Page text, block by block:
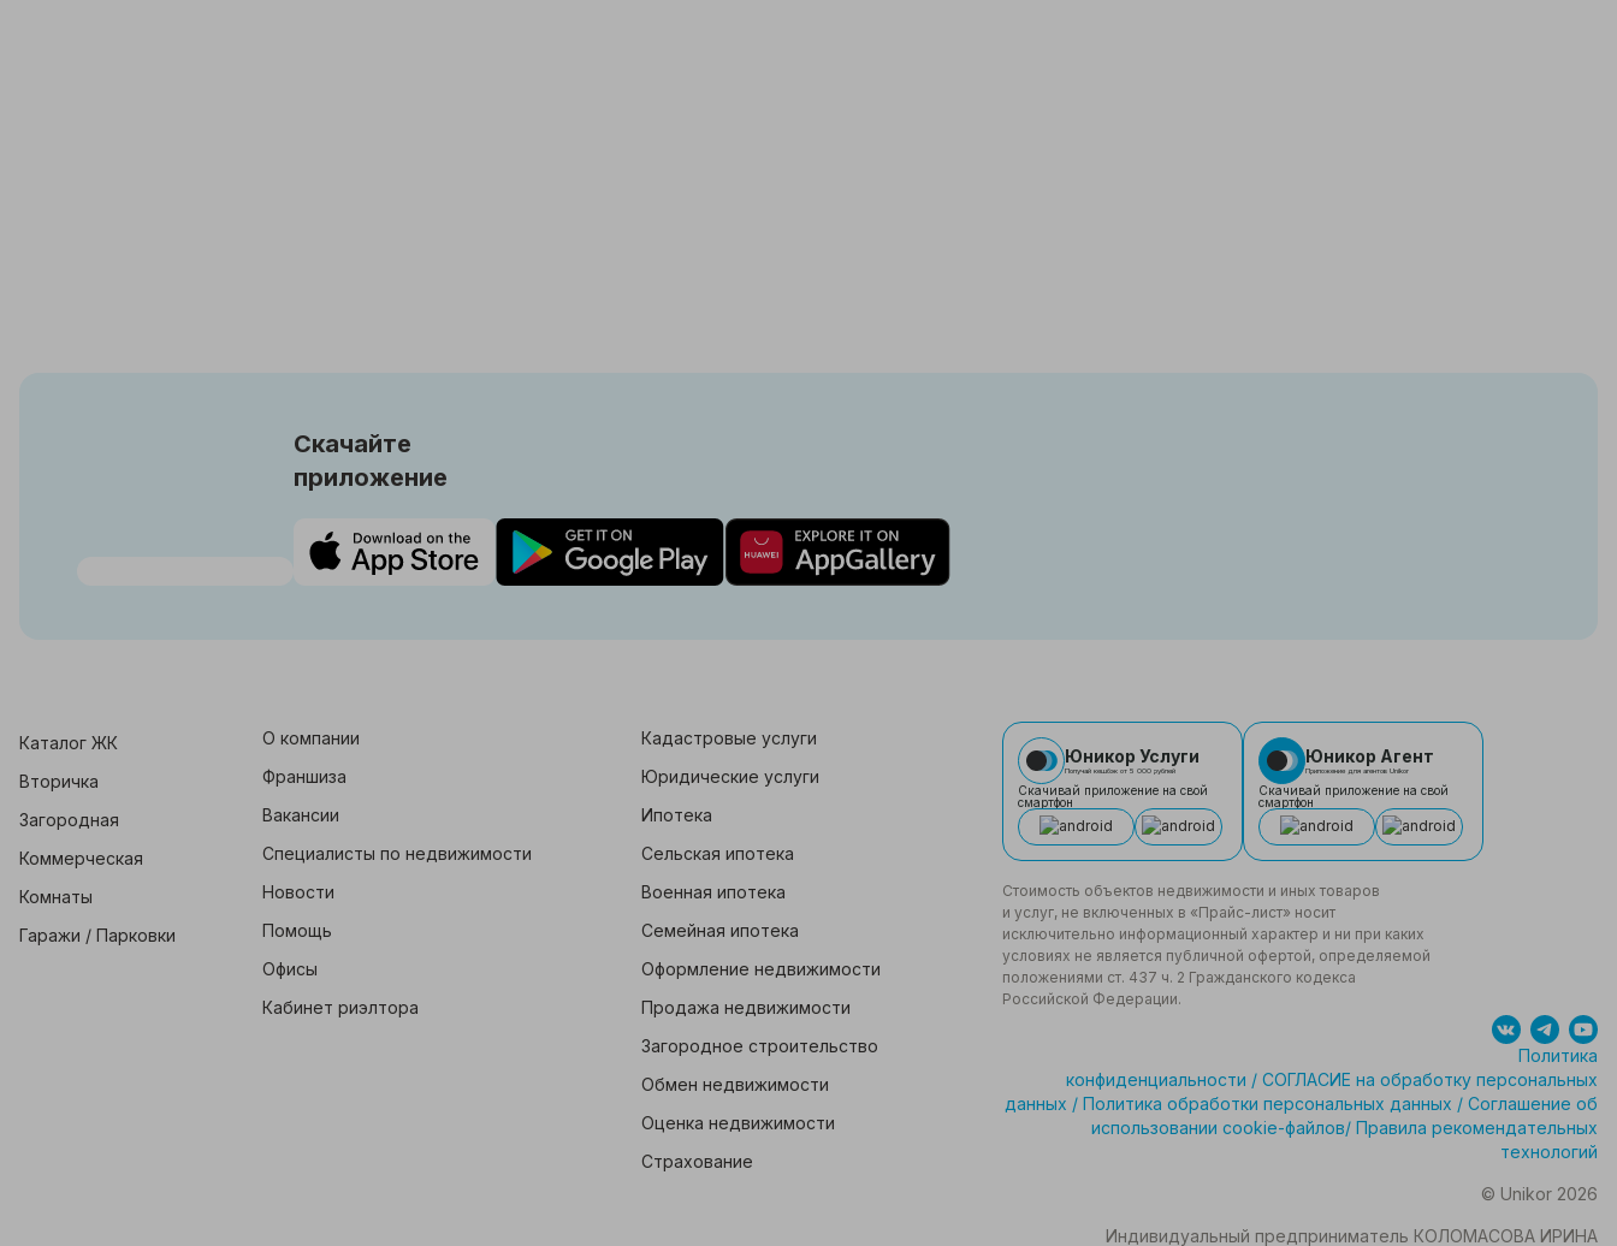
Скачайте
приложение
Каталог ЖК
Вторичка
Загородная
Коммерческая
Комнаты
Гаражи / Парковки
О компании
Франшиза
Вакансии
Специалисты по недвижимости
Новости
Помощь
Офисы
Кабинет риэлтора
Кадастровые услуги
Юридические услуги
Ипотека
Сельская ипотека
Военная ипотека
Семейная ипотека
Оформление недвижимости
Продажа недвижимости
Загородное строительство
Обмен недвижимости
Оценка недвижимости
Страхование
Юникор Услуги
Получай кешбэк от 5 000 рублей
Скачивай приложение на свой
смартфон
Юникор Агент
Приложение для агентов Unikor
Скачивай приложение на свой
смартфон
Стоимость объектов недвижимости и иных товаров
и услуг, не включенных в «Прайс-лист» носит
исключительно информационный характер и ни при каких
условиях не является публичной офертой, определяемой
положениями ст. 437 ч. 2 Гражданского кодекса
Российской Федерации.
Политика
конфиденциальности / СОГЛАСИЕ на обработку персональных
данных / Политика обработки персональных данных / Соглашение об
использовании cookie-файлов/ Правила рекомендательных
технологий
© Unikor 2026
Индивидуальный предприниматель КОЛОМАСОВА ИРИНА